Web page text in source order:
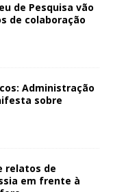
de Pesquisa vão
de colaboração
Administração
sobre
relatos de
em frente à